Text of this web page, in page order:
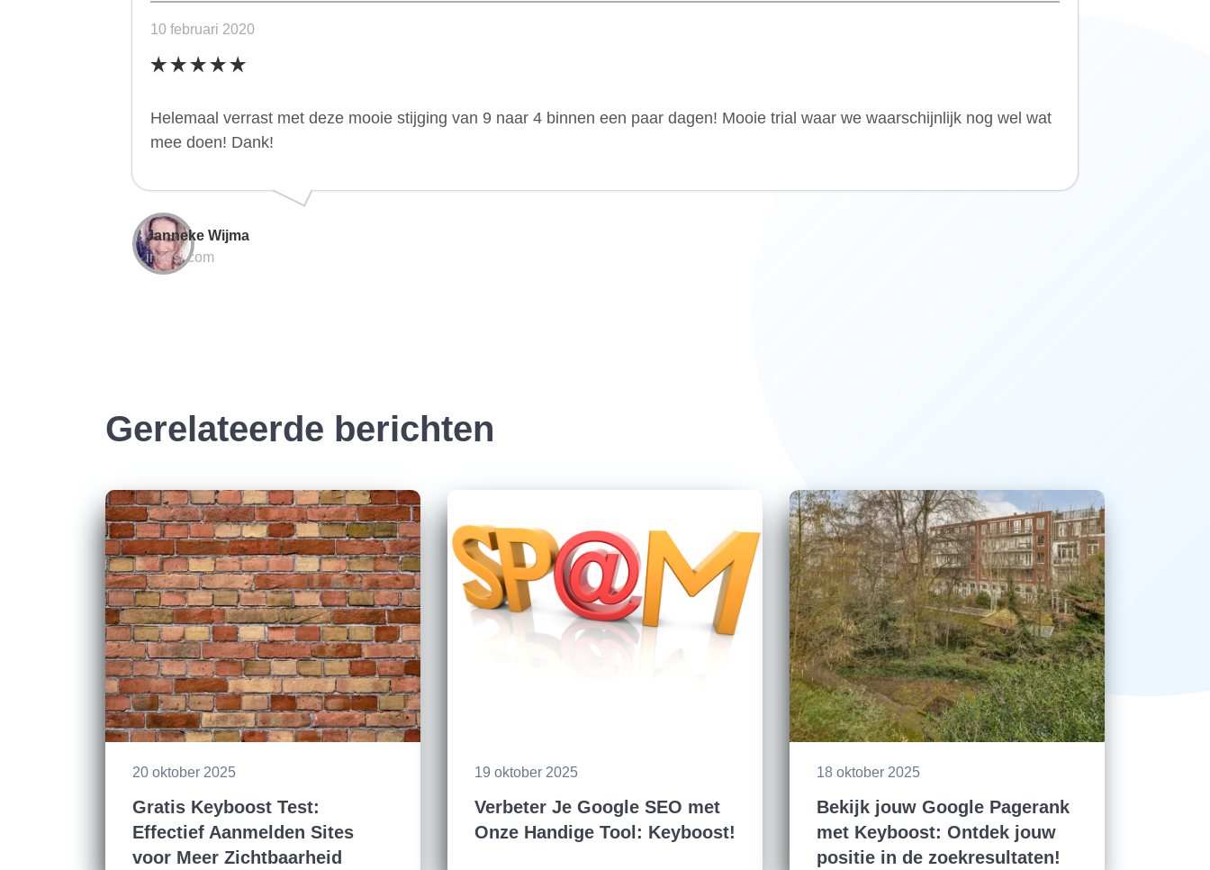
10 februari 2020
Helemaal verrast met deze mooie stijging van 9 naar 4 binnen een paar dagen! Mooie trial waar we waarschijnlijk nog wel wat
mee doen! Dank!
Janneke Wijma
incosi.com
Gerelateerde berichten
20 oktober 2025
Gratis Keyboost Test:
Effectief Aanmelden Sites
voor Meer Zichtbaarheid
19 oktober 2025
Verbeter Je Google SEO met
Onze Handige Tool: Keyboost!
18 oktober 2025
Bekijk jouw Google Pagerank
met Keyboost: Ontdek jouw
positie in de zoekresultaten!